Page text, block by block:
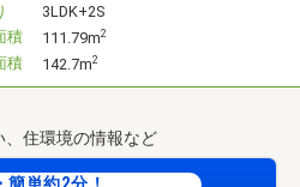
3LDK+2S
積
111.79m2
積 142.7m2
、住環境の情報など